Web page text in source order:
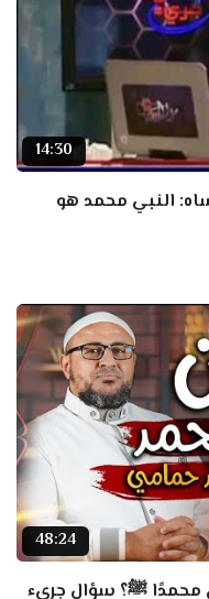
14:30
النبي محمد هو
48:24
محمدًا ﷺ؟ سؤال جريء